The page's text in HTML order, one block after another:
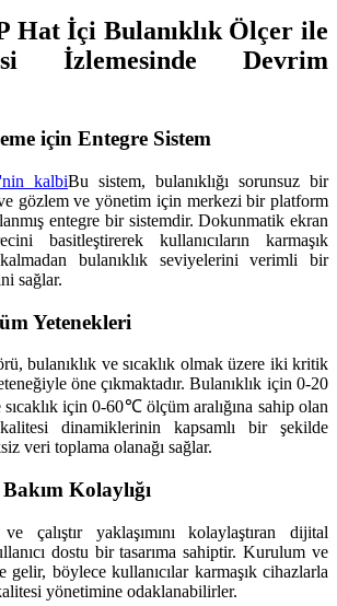
Hat İçi Bulanıklık Ölçer ile
İzlemesinde Devrim
için Entegre Sistem
kalbiBu sistem, bulanıklığı sorunsuz bir
gözlem ve yönetim için merkezi bir platform
entegre bir sistemdir. Dokunmatik ekran
basitleştirerek kullanıcıların karmaşık
bulanıklık seviyelerini verimli bir
sağlar.
Yetenekleri
bulanıklık ve sıcaklık olmak üzere iki kritik
öne çıkmaktadır. Bulanıklık için 0-20
için 0-60℃ ölçüm aralığına sahip olan
dinamiklerinin kapsamlı bir şekilde
veri toplama olanağı sağlar.
Kolaylığı
çalıştır yaklaşımını kolaylaştıran dijital
dostu bir tasarıma sahiptir. Kurulum ve
gelir, böylece kullanıcılar karmaşık cihazlarla
yönetimine odaklanabilirler.